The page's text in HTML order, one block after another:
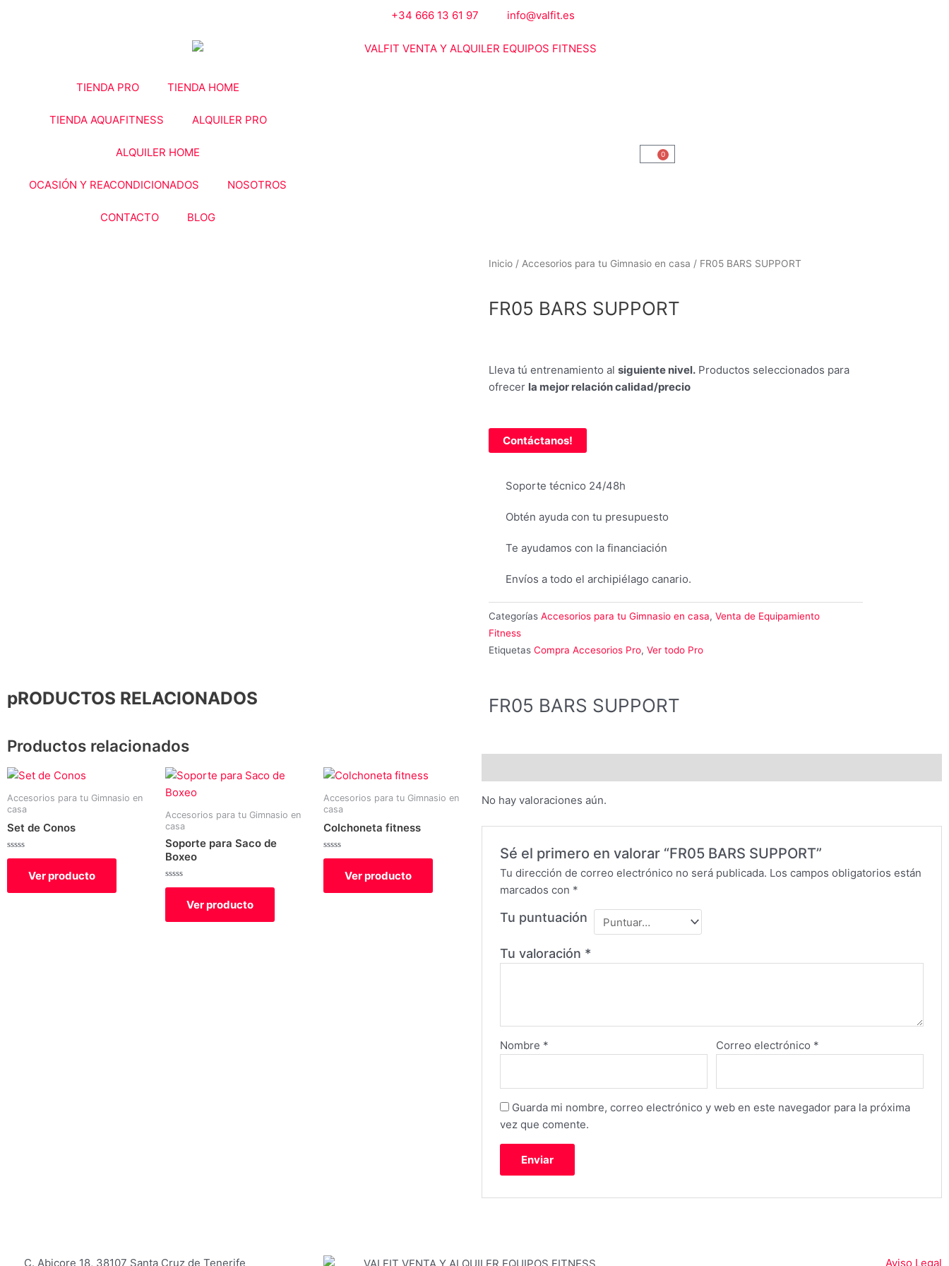
+34 666 13 61 97 info@valfit.es
TIENDA PRO TIENDA HOME
TIENDA AQUAFITNESS ALQUILER PRO
ALQUILER HOME
OCASIÓN Y REACONDICIONADOS NOSOTROS
CONTACTO BLOG
0
Carrito
Inicio / Accesorios para tu Gimnasio en casa / FR05 BARS SUPPORT
FR05 BARS SUPPORT
Lleva tú entrenamiento al siguiente nivel. Productos seleccionados para
ofrecer la mejor relación calidad/precio
Contáctanos!
Soporte técnico 24/48h
Obtén ayuda con tu presupuesto
Te ayudamos con la financiación
Envíos a todo el archipiélago canario.
Categorías Accesorios para tu Gimnasio en casa, Venta de Equipamiento
Fitness
Etiquetas Compra Accesorios Pro, Ver todo Pro
pRODUCTOS RELACIONADOS
Productos relacionados
Accesorios para tu Gimnasio en
casa
Set de Conos
Valorado
5
Ver producto
Accesorios para tu Gimnasio en
casa
Soporte para Saco de
Boxeo
Valorado
5
Ver producto
Accesorios para tu Gimnasio en
casa
Colchoneta fitness
Valorado
5
Ver producto
FR05 BARS SUPPORT
No hay valoraciones aún.
Sé el primero en valorar “FR05 BARS SUPPORT”
Tu dirección de correo electrónico no será publicada. Los campos obligatorios están
marcados con *
Tu puntuación
Tu valoración *
Nombre * Correo electrónico *
Guarda mi nombre, correo electrónico y web en este navegador para la próxima
vez que comente.
C. Abicore 18, 38107 Santa Cruz de Tenerife Aviso Legal